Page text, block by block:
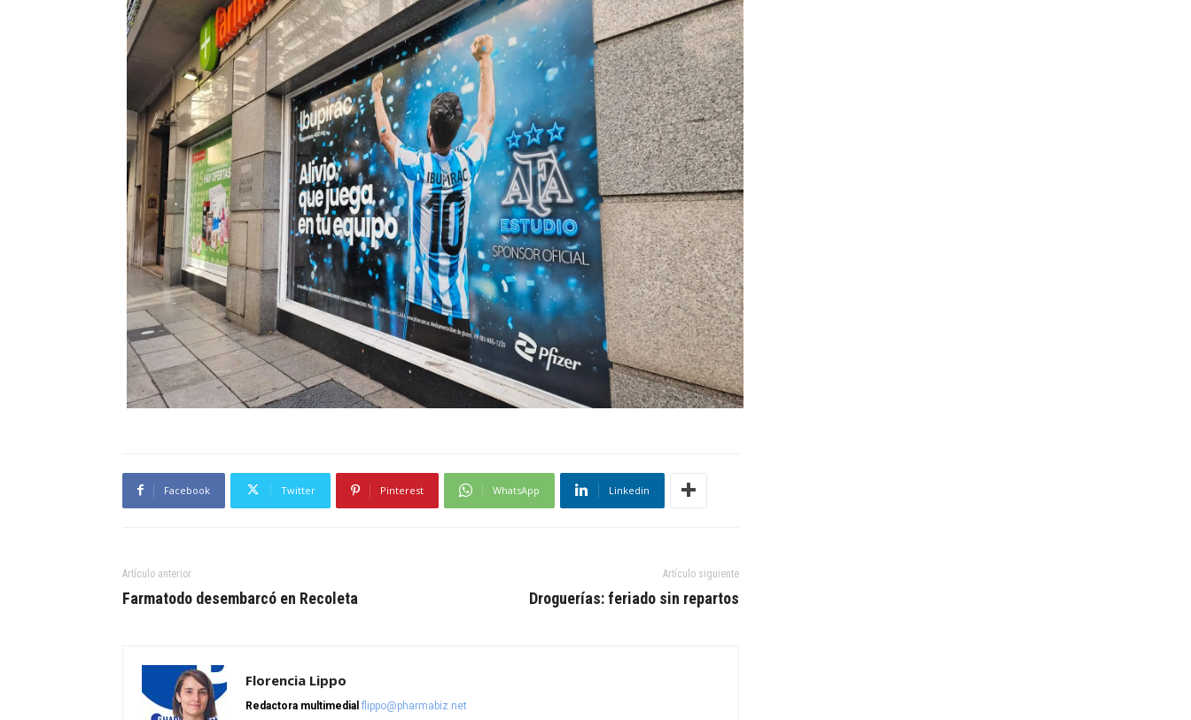
Facebook Twitter Pinterest WhatsApp Linkedin
Artículo anterior
Farmatodo desembarcó en Recoleta
Artículo siguiente
Droguerías: feriado sin repartos
Florencia Lippo
Redactora multimedial flippo@pharmabiz.net